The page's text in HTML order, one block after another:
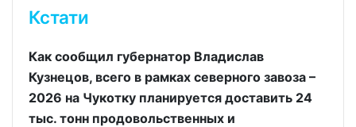
Кстати
Как сообщил губернатор Владислав
Кузнецов, всего в рамках северного завоза –
2026 на Чукотку планируется доставить 24
тыс. тонн продовольственных и